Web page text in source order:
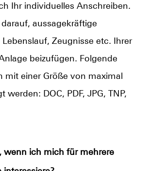
Ihr individuelles Anschreiben.
aussagekräftige
Zeugnisse etc. Ihrer
beizufügen. Folgende
mit einer Größe von maximal
werden: DOC, PDF, JPG, TNP,
wenn ich mich für mehrere